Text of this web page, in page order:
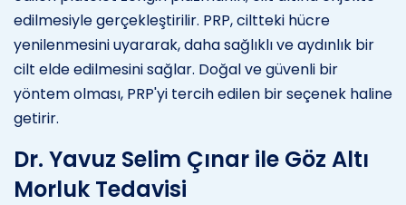
edilmesiyle gerçekleştirilir. PRP, ciltteki hücre
yenilenmesini uyararak, daha sağlıklı ve aydınlık bir
cilt elde edilmesini sağlar. Doğal ve güvenli bir
yöntem olması, PRP'yi tercih edilen bir seçenek haline
getirir.
Dr. Yavuz Selim Çınar ile Göz Altı
Morluk Tedavisi